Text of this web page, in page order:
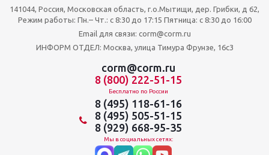
141044, Россия, Московская область, г.о.Мытищи, дер. Грибки, д 62,
Режим работы: Пн.– Чт.: с 8:30 до 17:15 Пятница: c 8:30 до 16:00
Email для связи: corm@corm.ru
ИНФОРМ ОТДЕЛ: Москва, улица Тимура Фрунзе, 16с3
corm@corm.ru
8 (800) 222-51-15
Бесплатно по России
8 (495) 118-61-16
8 (495) 505-51-15
8 (929) 668-95-35
Мы в социальных сетях: